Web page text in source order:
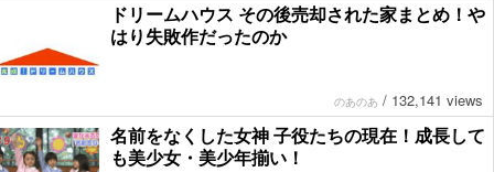
ドリームハウス その後売却された家まとめ！や
はり失敗作だったのか
のあのあ / 132,141 views
名前をなくした女神 子役たちの現在！成長して
も美少女・美少年揃い！